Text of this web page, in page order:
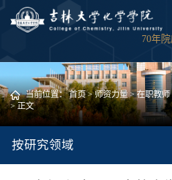
70年
当前位置：首页>师资力量>在职教师
> 正文
按研究领域